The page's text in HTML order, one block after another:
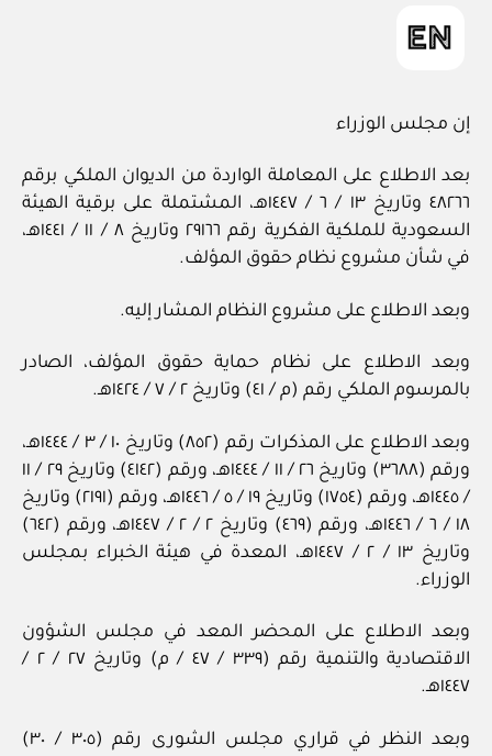
إن مجلس الوزراء
بعد الاطلاع على المعاملة الواردة من الديوان الملكي برقم
٤٨٢٦٦ وتاريخ ١٣ / ٦ / ١٤٤٧هـ، المشتملة على برقية الهيئة
السعودية للملكية الفكرية رقم ٢٩١٦٦ وتاريخ ٨ / ١١ / ١٤٤١هـ،
في شأن مشروع نظام حقوق المؤلف.
وبعد الاطلاع على مشروع النظام المشار إليه.
وبعد الاطلاع على نظام حماية حقوق المؤلف، الصادر
بالمرسوم الملكي رقم (م / ٤١) وتاريخ ٢ / ٧ / ١٤٢٤هـ.
وبعد الاطلاع على المذكرات رقم (٨٥٢) وتاريخ ١٠ / ٣ / ١٤٤٤هـ،
ورقم (٣٦٨٨) وتاريخ ٢٦ / ١١ / ١٤٤٤هـ، ورقم (٤١٤٢) وتاريخ ٢٩ / ١١
/ ١٤٤٥هـ، ورقم (١٧٥٤) وتاريخ ١٩ / ٥ / ١٤٤٦هـ، ورقم (٢١٩١) وتاريخ
١٨ / ٦ / ١٤٤٦هـ، ورقم (٤٦٩) وتاريخ ٢ / ٢ / ١٤٤٧هـ، ورقم (٦٤٢)
وتاريخ ١٣ / ٢ / ١٤٤٧هـ، المعدة في هيئة الخبراء بمجلس
الوزراء.
وبعد الاطلاع على المحضر المعد في مجلس الشؤون
الاقتصادية والتنمية رقم (٣٣٩ / ٤٧ / م) وتاريخ ٢٧ / ٢ /
١٤٤٧هـ.
وبعد النظر في قراري مجلس الشورى رقم (٣٠٥ / ٣٠)